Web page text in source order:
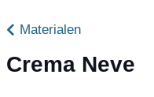
Materialen
Crema Neve